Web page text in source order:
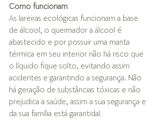
Como funcionam
As lareiras ecológicas funcionam a base
de álcool, o queimador a álcool é
abastecido e por possuir uma manta
térmica em seu interior não há risco que
o líquido fique solto, evitando assim
acidentes e garantindo a segurança. Não
há geração de substâncias tóxicas e não
prejudica a saúde, assim a sua segurança e
da sua família está garantida!